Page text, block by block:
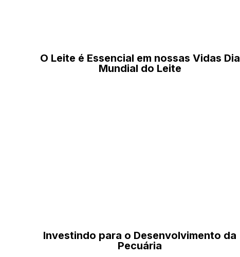
O Leite é Essencial em nossas Vidas Dia
Mundial do Leite
Investindo para o Desenvolvimento da
Pecuária